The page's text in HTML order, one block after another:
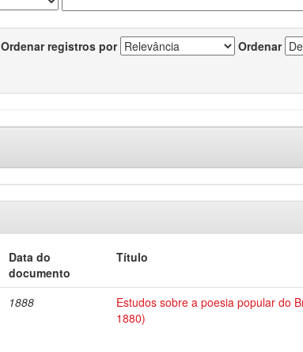
Ordenar registros por Ordenar
Data do
documento
Título
1888
Estudos sobre a poesia popular do
1880)